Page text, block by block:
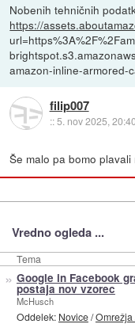
Nobenih tehničnih
https://
amazon-inline-armored-
filip007
::5. nov 2025, 20:40
Še malo pa bomo
Vredno ogleda ...
Tema
» Google in Facebook
postaja nov vzorec
McHusch
Oddelek: Novice/Omrežja